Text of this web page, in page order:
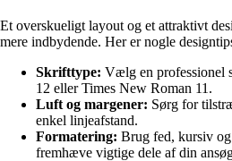
Et overskueligt layout og et attraktivt
mere indbydende. Her er nogle
Skrifttype: Vælg en professionel
12 eller Times New Roman 11.
Luft og margener: Sørg for
enkel linjeafstand.
Formatering: Brug fed, kursiv
fremhæve vigtige dele af din